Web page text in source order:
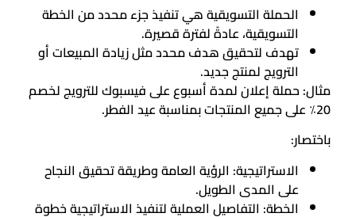
الحملة التسويقية هي تنفيذ جزء محدد من الخطة
التسويقية، عادةً لفترة قصيرة.
تهدف لتحقيق هدف محدد مثل زيادة المبيعات أو
الترويج لمنتج جديد.
مثال: حملة إعلان لمدة أسبوع على فيسبوك للترويج لخصم
20٪ على جميع المنتجات بمناسبة عيد الفطر.
باختصار:
الاستراتيجية: الرؤية العامة وطريقة تحقيق النجاح
على المدى الطويل.
الخطة: التفاصيل العملية لتنفيذ الاستراتيجية خطوة